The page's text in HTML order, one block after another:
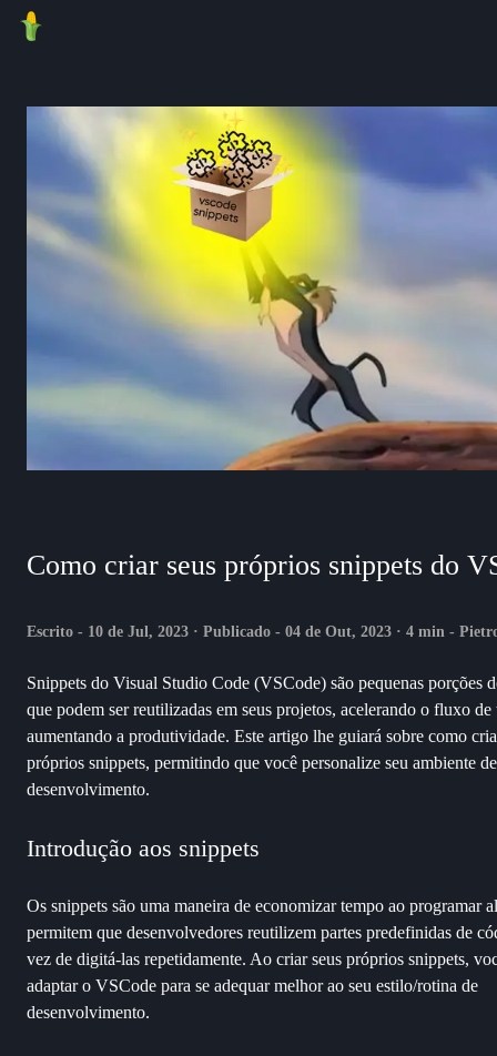
Como criar seus próprios snippets do
Escrito - 10 de Jul, 2023 · Publicado - 04 de Out, 2023 · 4 min -
Snippets do Visual Studio Code (VSCode) são pequenas porções
que podem ser reutilizadas em seus projetos, acelerando o fluxo de
aumentando a produtividade. Este artigo lhe guiará sobre como
próprios snippets, permitindo que você personalize seu ambiente de
desenvolvimento.
Introdução aos snippets
Os snippets são uma maneira de economizar tempo ao programar
permitem que desenvolvedores reutilizem partes predefinidas de
vez de digitá-las repetidamente. Ao criar seus próprios snippets,
adaptar o VSCode para se adequar melhor ao seu estilo/rotina de
desenvolvimento.